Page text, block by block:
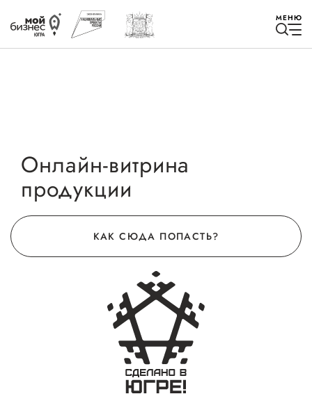
МЕНЮ
Избранное
Быть в курсе
Истории успеха
Мероприятия
Онлайн-витрина продукции
Социальные сети "Мой
Онлайн-витрина
продукции
КАК СЮДА ПОПАСТЬ?